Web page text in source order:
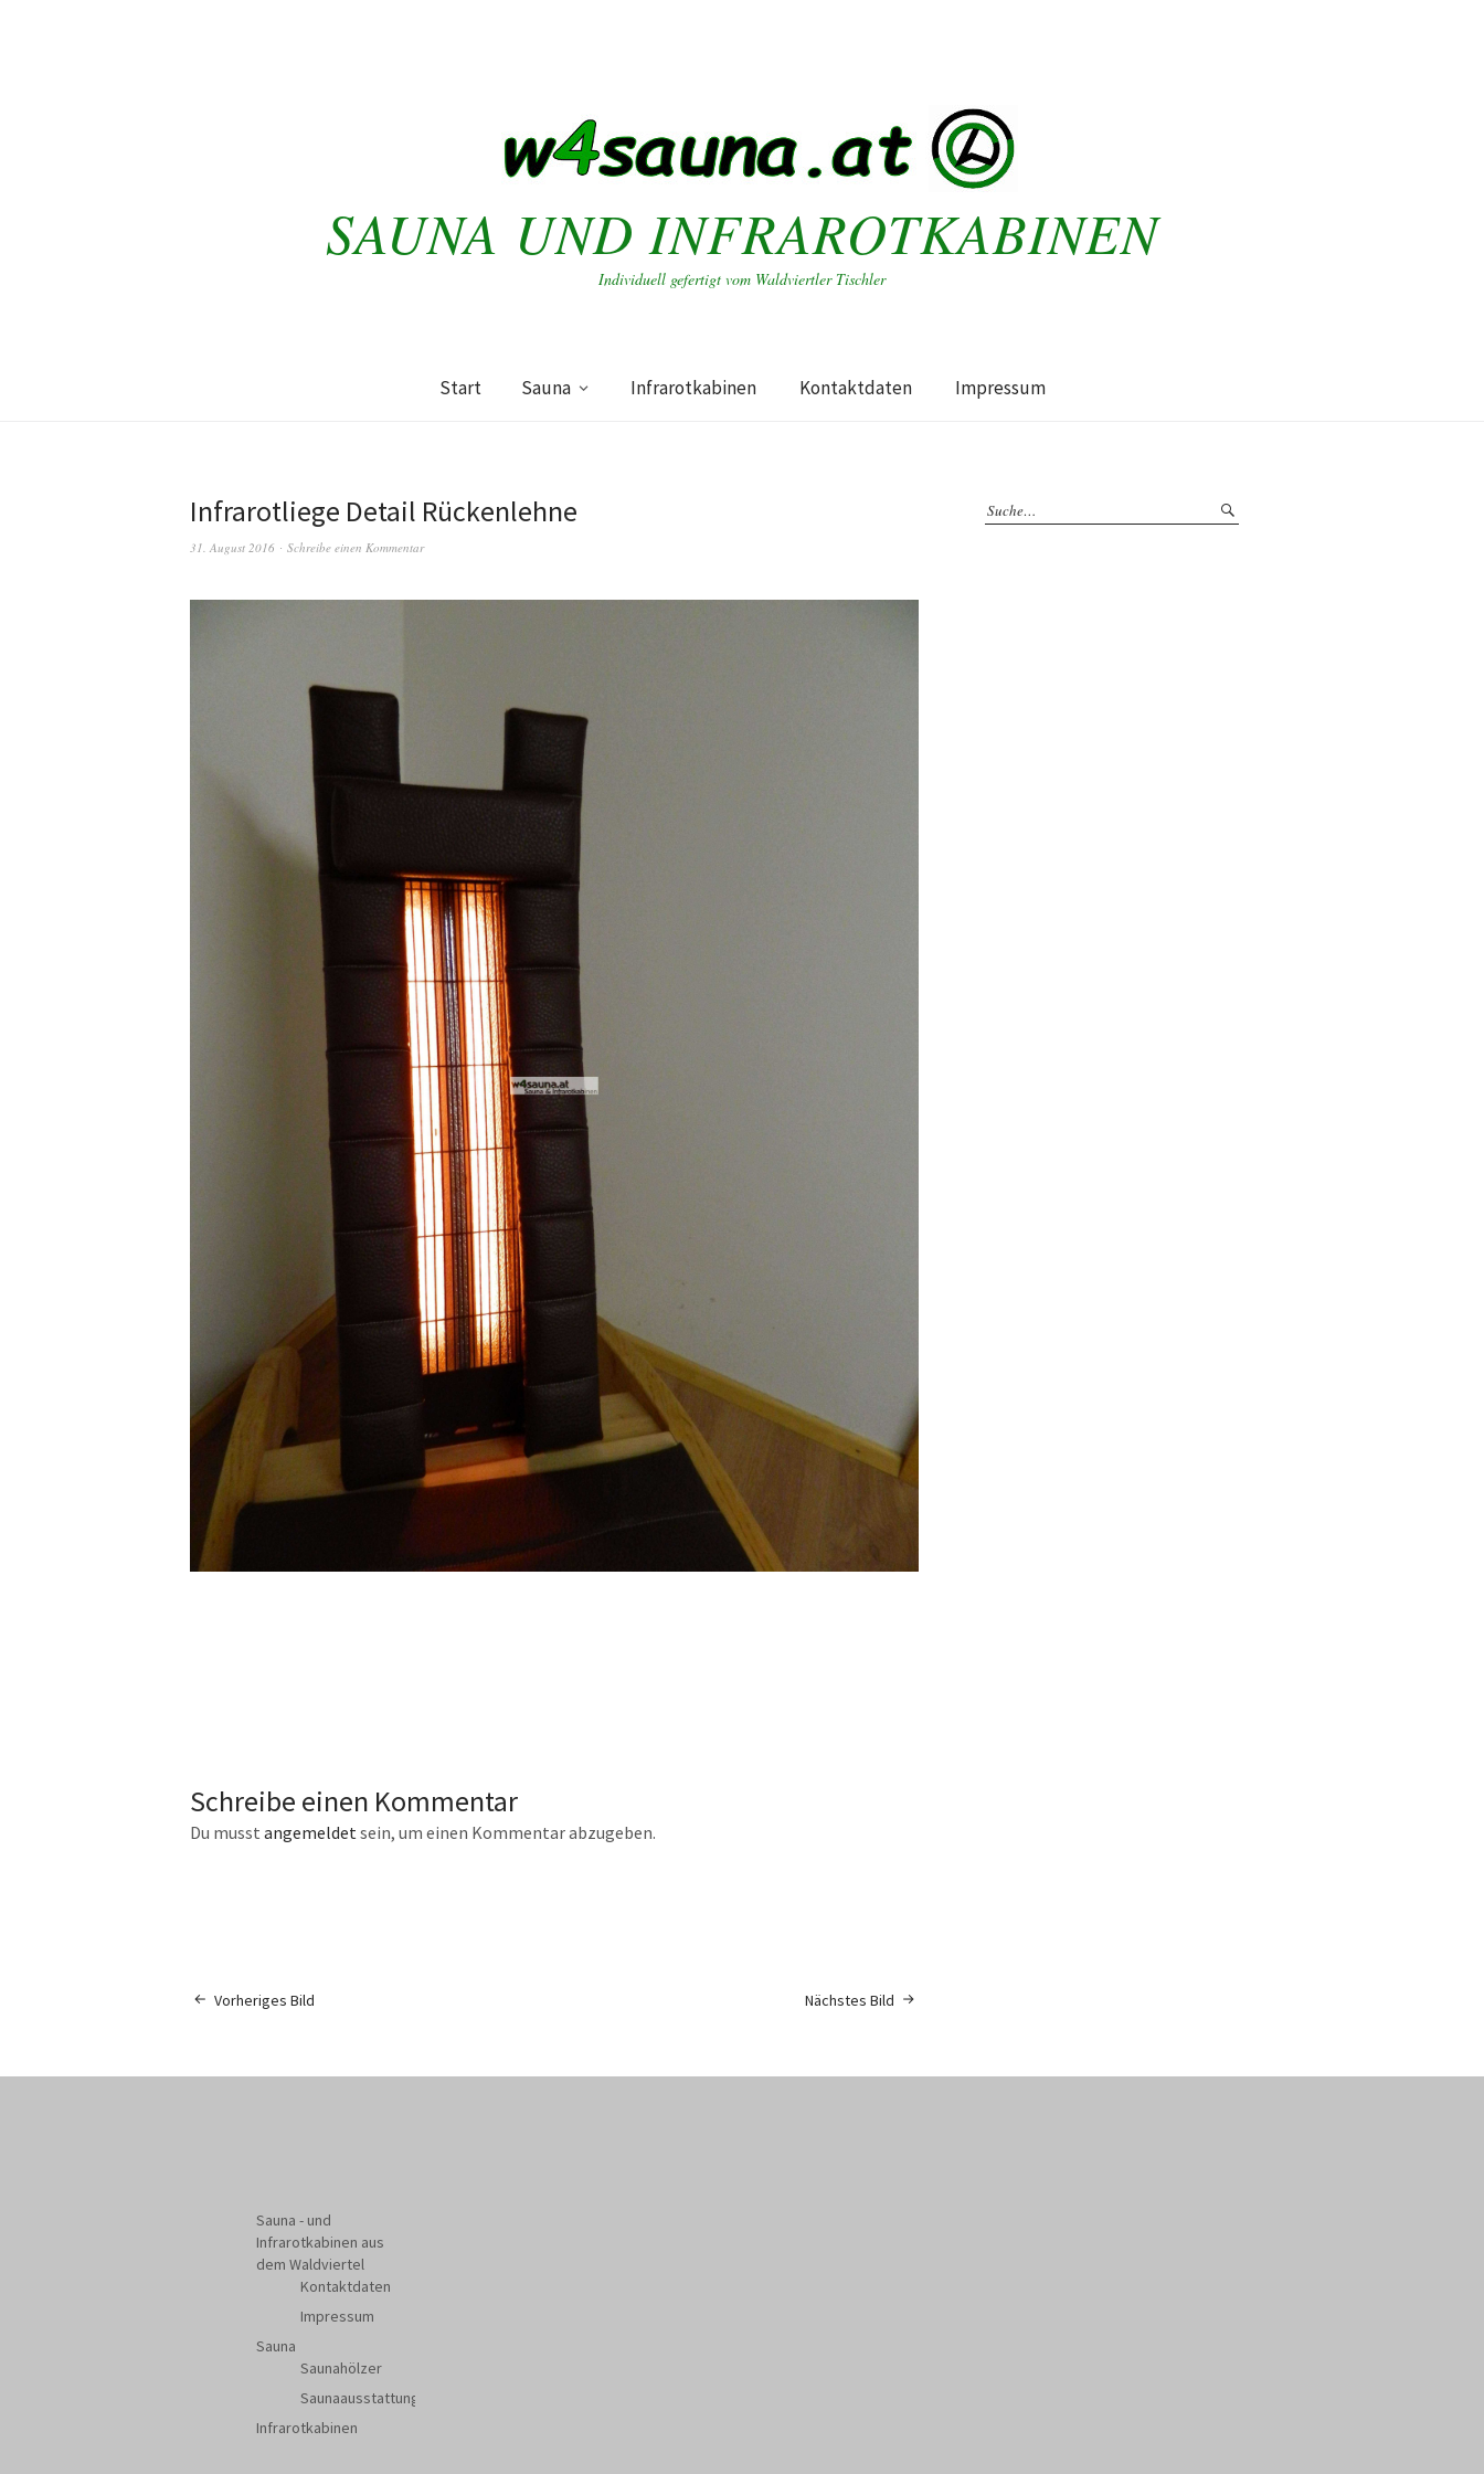
SAUNA UND INFRAROTKABINEN
Individuell gefertigt vom Waldviertler Tischler
Start Sauna Infrarotkabinen Kontaktdaten Impressum
Infrarotliege Detail Rückenlehne
31. August 2016 Schreibe einen Kommentar
Schreibe einen Kommentar
Du musst angemeldet sein, um einen Kommentar abzugeben.
Nächstes Bild
Vorheriges Bild
Sauna - und
Infrarotkabinen aus
dem Waldviertel
Kontaktdaten
Impressum
Sauna
Saunahölzer
Saunaausstattung
Infrarotkabinen